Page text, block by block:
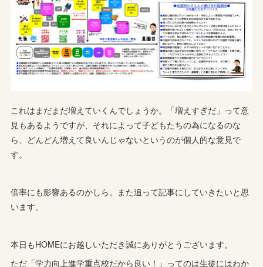
これはまだまだ増えていくんでしょうか。「増えすぎだ」って意
見もあるようですが、それによって子どもたちの為になるのな
ら、どんどん増えて良いんじゃないというのが個人的な意見で
す。
倍率にも影響あるのかしら。また追って記事にしていきたいと思
います。
本日もHOMEにお越しいただき誠にありがとうございます。
ただ「学力向上進学重点校だから良い！」ってのは生徒にはわか